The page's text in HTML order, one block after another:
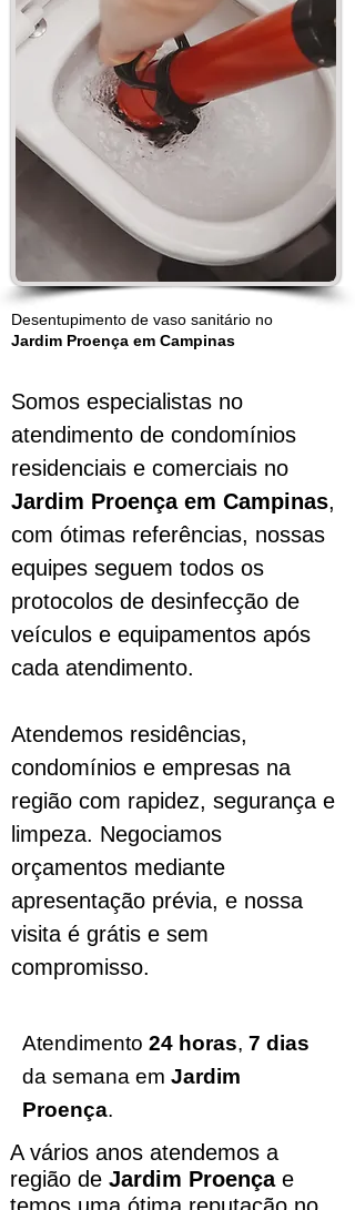
Desentupimento de vaso sanitário no
Jardim Proença em Campinas
Somos especialistas no
atendimento de condomínios
residenciais e comerciais no
Jardim Proença em Campinas,
com ótimas referências, nossas
equipes seguem todos os
protocolos de desinfecção de
veículos e equipamentos após
cada atendimento.
Atendemos residências,
condomínios e empresas na
região com rapidez, segurança e
limpeza. Negociamos
orçamentos mediante
apresentação prévia, e nossa
visita é grátis e sem
compromisso.
Atendimento 24 horas, 7 dias
da semana em Jardim
Proença.
A vários anos atendemos a
região de Jardim Proençae